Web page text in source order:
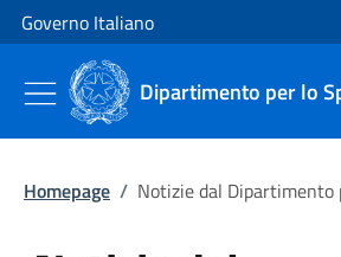
Vai al contenuto
Vai alla navigazione del sito
Governo Italiano
Dipartimento per lo
Homepage / Notizie dal Dipartimento